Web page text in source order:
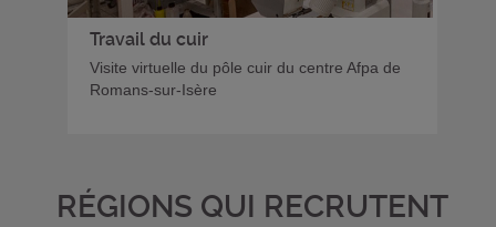
Travail du cuir
Visite virtuelle du pôle cuir du centre Afpa de
Romans-sur-Isère
RÉGIONS QUI RECRUTENT